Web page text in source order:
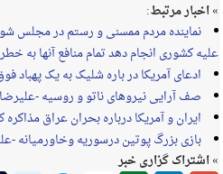
» اخبار مرتبط:
نماینده مردم ممسنی و رستم در مجلس
علیه کشوری انجام دهد تمام منافع آنها به
ادعای آمریکا در باره شلیک به یک پهباد
صف آرایی نیروهای ناتو و روسیه -
ایران و آمریکا درباره بحران عراق مذاکره
بازی بزرگ پوتین درسوریه وخاورمیانه -
» اشتراک گزاری خبر